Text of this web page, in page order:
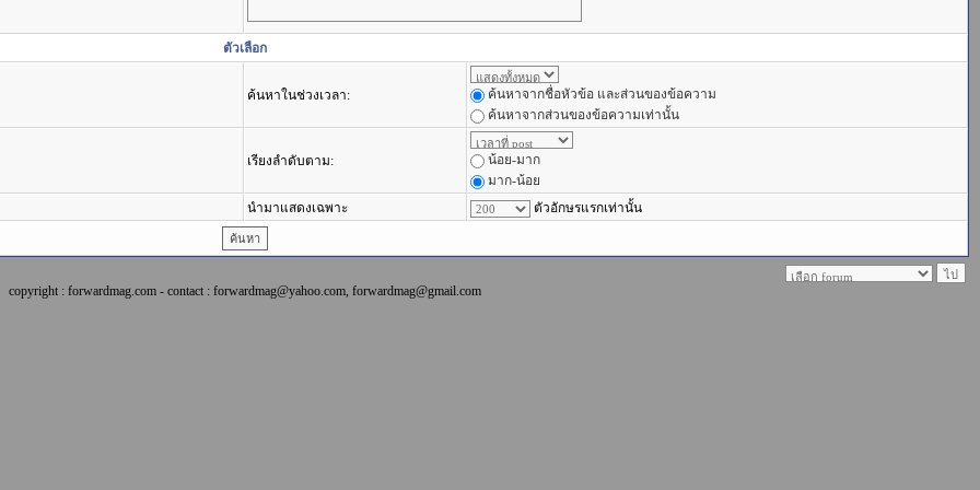
ตัวเลือก
ค้นหาในช่วงเวลา:
ค้นหาจากชื่อหัวข้อ และส่วนของข้อความ
ค้นหาจากส่วนของข้อความเท่านั้น
เรียงลำดับตาม:
น้อย-มาก
มาก-น้อย
นำมาแสดงเฉพาะ
ตัวอักษรแรกเท่านั้น
copyright : forwardmag.com - contact : forwardmag@yahoo.com, forwardmag@gmail.com